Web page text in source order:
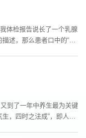
在中医理论中，乳腺属于
体检报告说长了一个乳腺
述，那么患者口中的“肿
界清楚，表面光滑而有弹
集中在15-35岁之间，并
到了一年中养生最为关键
，四时之法成”，即人与